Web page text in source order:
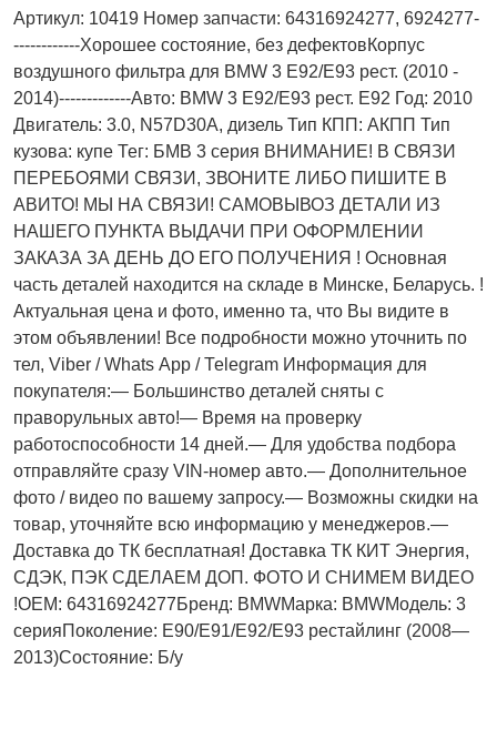
Артикул: 10419 Номер запчасти: 64316924277, 6924277-
------------Хорошее состояние, без дефектовКорпус
воздушногo фильтра для BMW 3 E92/E93 рест. (2010 -
2014)-------------Авто: BMW 3 E92/E93 рест. E92 Год: 2010
Двигатель: 3.0, N57D30A, дизель Тип КПП: АКПП Тип
кузова: купе Тег: БМВ 3 серия ВНИМАНИЕ! В СВЯЗИ
ПЕРЕБОЯМИ СВЯЗИ, ЗВОНИТЕ ЛИБО ПИШИТЕ В
АВИТО! МЫ НА СВЯЗИ! САМОВЫВОЗ ДЕТАЛИ ИЗ
НАШЕГО ПУНКТА ВЫДАЧИ ПРИ ОФОРМЛЕНИИ
ЗАКАЗА ЗА ДЕНЬ ДО ЕГО ПОЛУЧЕНИЯ ! Основная
часть деталей находится на складе в Минске, Беларусь. !
Актуальнaя ценa и фото, имeнно та, что Bы видите в
этом oбъявлeнии! Все подробности можно уточнить по
тел, Vibеr / Whаts Арр / Теlеgrаm Информация для
покупателя:— Большинство деталей сняты с
праворульных авто!— Время на проверку
работоспособности 14 дней.— Для удобства подбора
отправляйте сразу VIN-номер авто.— Дополнительное
фото / видео по вашему запросу.— Возможны скидки на
товар, уточняйте всю информацию у менеджеров.—
Доставка до ТК бесплатная! Доставка ТК КИТ Энергия,
СДЭК, ПЭК СДЕЛАЕМ ДОП. ФОТО И СНИМЕМ ВИДЕО
!OEM: 64316924277Бренд: BMWМарка: BMWМодель: 3
серияПоколение: E90/E91/E92/E93 рестайлинг (2008—
2013)Состояние: Б/у